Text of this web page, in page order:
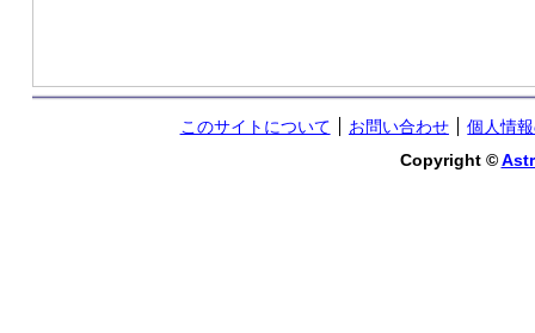
このサイトについて お問い合わせ
個人情
Copyright ©